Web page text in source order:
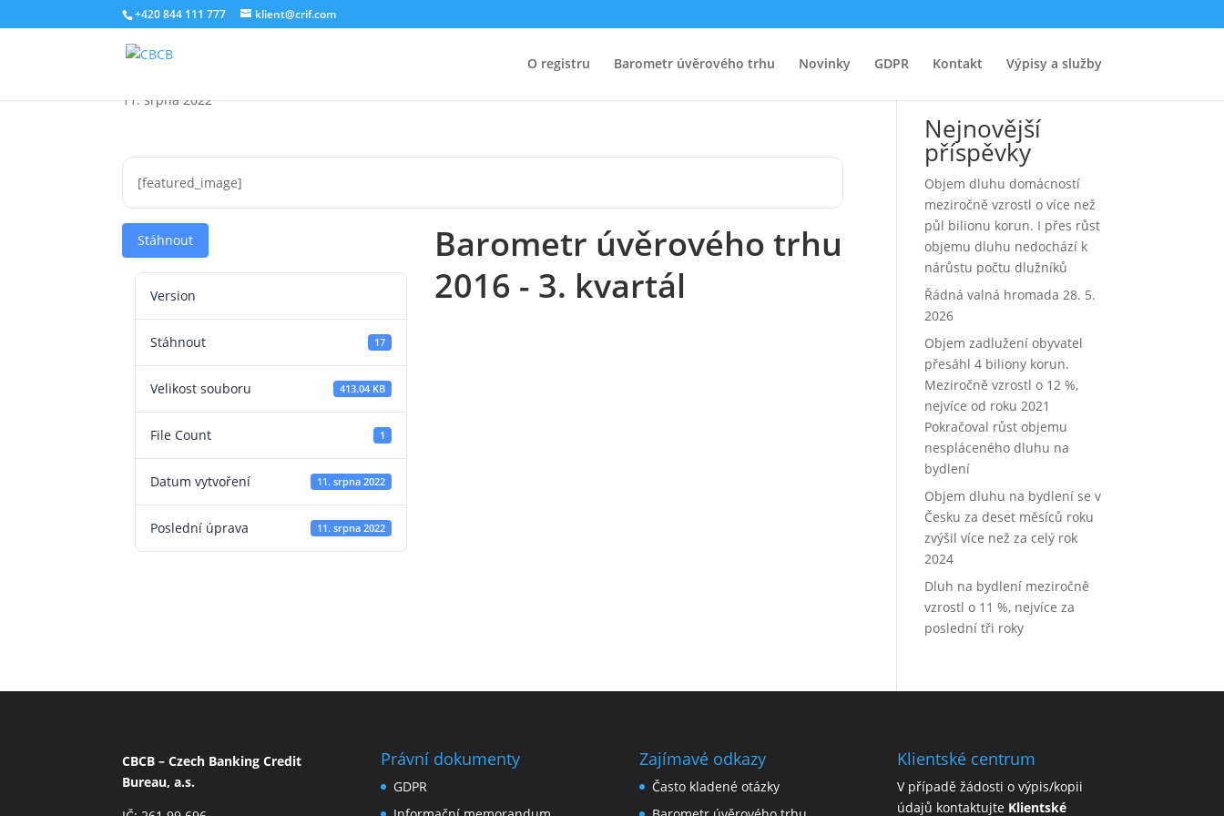
+420 844 111 777 klient@crif.com
O registru Barometr úvěrového trhu Novinky GDPR Kontakt Výpisy a služby
Barometr úvěrového trhu 2016 – 3. kvartál
11. srpna 2022
[featured_image]
Stáhnout
Version
Stáhnout 17
Velikost souboru 413.04 KB
File Count 1
Datum vytvoření 11. srpna 2022
Poslední úprava 11. srpna 2022
Barometr úvěrového trhu
2016 - 3. kvartál
Hledat
Nejnovější
příspěvky
Objem dluhu domácností
meziročně vzrostl o více než
půl bilionu korun. I přes růst
objemu dluhu nedochází k
nárůstu počtu dlužníků
Řádná valná hromada 28. 5.
2026
Objem zadlužení obyvatel
přesáhl 4 biliony korun.
Meziročně vzrostl o 12 %,
nejvíce od roku 2021
Pokračoval růst objemu
nespláceného dluhu na
bydlení
Objem dluhu na bydlení se v
Česku za deset měsíců roku
zvýšil více než za celý rok
2024
Dluh na bydlení meziročně
vzrostl o 11 %, nejvíce za
poslední tři roky
CBCB – Czech Banking Credit
Bureau, a.s.
Právní dokumenty
GDPR
Zajímavé odkazy
Často kladené otázky
Klientské centrum
V případě žádosti o výpis/kopii
údajů kontaktujte Klientské